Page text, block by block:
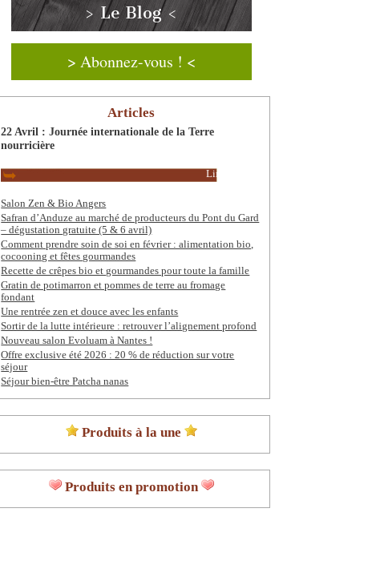
> Le Blog <
> Abonnez-vous ! <
Articles
22 Avril : Journée internationale de la Terre
nourricière
Lire la suite
Salon Zen & Bio Angers
Safran d’Anduze au marché de producteurs du Pont du Gard
– dégustation gratuite (5 & 6 avril)
Comment prendre soin de soi en février : alimentation bio,
cocooning et fêtes gourmandes
Recette de crêpes bio et gourmandes pour toute la famille
Gratin de potimarron et pommes de terre au fromage
fondant
Une rentrée zen et douce avec les enfants
Sortir de la lutte intérieure : retrouver l’alignement profond
Nouveau salon Evoluam à Nantes !
Offre exclusive été 2026 : 20 % de réduction sur votre
séjour
Séjour bien-être Patcha nanas
Produits à la une
Produits en promotion